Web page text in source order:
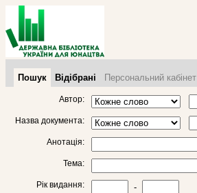
Пошук Відібрані Персональний кабінет
Автор:
Назва документа:
Анотація:
Тема:
Рік видання: -